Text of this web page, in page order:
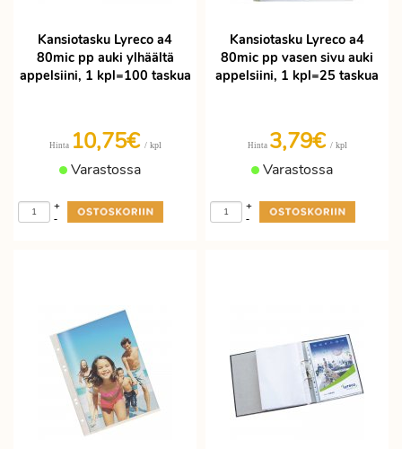
Kansiotasku Lyreco a4
80mic pp auki ylhäältä
appelsiini, 1 kpl=100 taskua
Hinta 10,75€ / kpl
Varastossa
-
+
Kansiotasku Lyreco a4
80mic pp vasen sivu auki
appelsiini, 1 kpl=25 taskua
Hinta 3,79€ / kpl
Varastossa
-
+